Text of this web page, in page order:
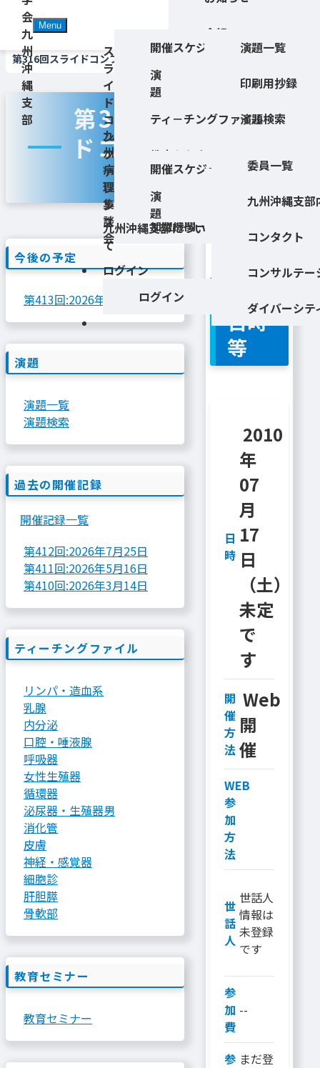
Skip
content
会
九
州
沖
縄
支
部
Menu
Info
会報
専攻医相談窓口
ス
ラ
イ
ド
コ
ン
フ
ァ
レ
ン
ス
開催スケジュール
演
題
演題一覧
印刷用抄録
演題検索
ティ－チングファイル
教育セミナー
事務局
加盟機関一覧
九
州
病
理
集
談
会
開催スケジュール
演
題
九州沖縄支部につい
て
委員一覧
九州沖縄支部
コンタクト
コンサルテ
ダイバーシ
ログイン
ログイン
日本病理学会九州沖縄支部 スライドコンファレンス >
第316回スライドコンファレンス
第316回スライ
ドコンファレン
ス
今後の予定
第413回:2026年9月12日
演題
演題一覧
演題検索
過去の開催記録
開催記録一覧
第412回:2026年7月25日
第411回:2026年5月16日
第410回:2026年3月14日
ティーチングファイル
リンパ・造血系
乳腺
内分泌
口腔・唾液腺
呼吸器
女性生殖器
循環器
泌尿器・生殖器男
消化管
皮膚
神経・感覚器
細胞診
肝胆膵
骨軟部
教育セミナー
教育セミナー
開催
日時
等
日
時
2010
年
07
月
17
日
（土）
未定
で
す
開
催
方
法
Web
開
催
WEB
参
加
方
法
世
話
人
世話人
情報は
未登録
です
参
加
費
--
参 まだ登